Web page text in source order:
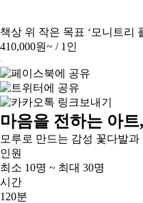
책상 위 작은 목표 ‘모니트리
410,000원~ / 1인
마음을 전하는 아
모루로 만드는 감성 꽃다발
인원
최소 10명 ~ 최대 30명
시간
120분